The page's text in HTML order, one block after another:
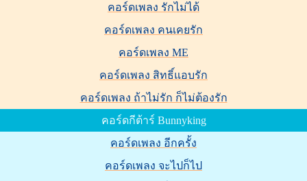
คอร์ดเพลง รักไม่ได้
คอร์ดเพลง คนเคยรัก
คอร์ดเพลง ME
คอร์ดเพลง สิทธิ์แอบรัก
คอร์ดเพลง ถ้าไม่รัก ก็ไม่ต้องรัก
คอร์ดกีต้าร์ Bunnyking
คอร์ดเพลง อีกครั้ง
คอร์ดเพลง จะไปก็ไป